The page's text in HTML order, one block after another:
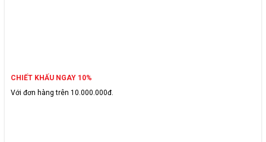
CHIẾT KHẤU NGAY 10%
Với đơn hàng trên 10.000.000đ.